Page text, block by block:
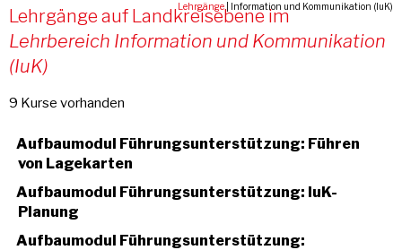
Lehrgänge Information und Kommunikation (IuK)
Lehrgänge auf Landkreisebene im
Lehrbereich Information und Kommunikation
(IuK)
9 Kurse vorhanden
Aufbaumodul Führungsunterstützung: Führen
von Lagekarten
Aufbaumodul Führungsunterstützung: IuK-
Planung
Aufbaumodul Führungsunterstützung: